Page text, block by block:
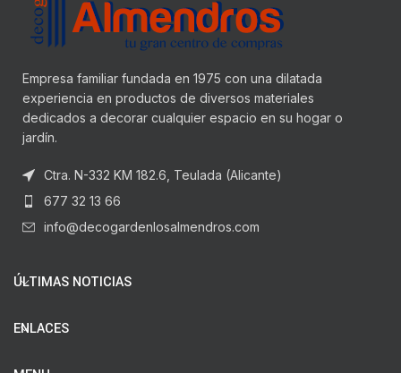
Empresa familiar fundada en 1975 con una dilatada
experiencia en productos de diversos materiales
dedicados a decorar cualquier espacio en su hogar o
jardín.
Ctra. N-332 KM 182.6, Teulada (Alicante)
677 32 13 66
info@decogardenlosalmendros.com
ÚLTIMAS NOTICIAS
ENLACES